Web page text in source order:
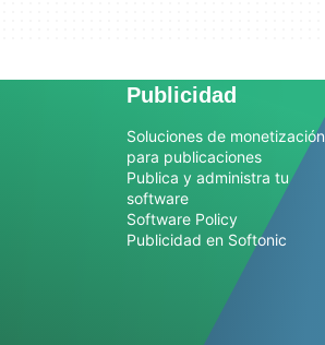
Publicidad
Soluciones de monetización
para publicaciones
Publica y administra tu
software
Software Policy
Publicidad en Softonic